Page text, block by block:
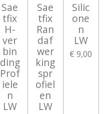
Sae
tfix
H-
ver
bin
ding
Prof
iele
n
LW
Sae
tfix
Ran
daf
wer
king
spr
ofiel
en
LW
Silic
one
n
LW
€ 9,00